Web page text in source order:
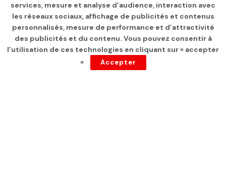
Algérie: Vers la victoire des
islamistes?
depuis 5 ans
services, mesure et analyse d’audience, interaction avec
les réseaux sociaux, affichage de publicités et contenus
personnalisés, mesure de performance et d’attractivité
des publicités et du contenu. Vous pouvez consentir à
l’utilisation de ces technologies en cliquant sur « accepter
»
Accepter